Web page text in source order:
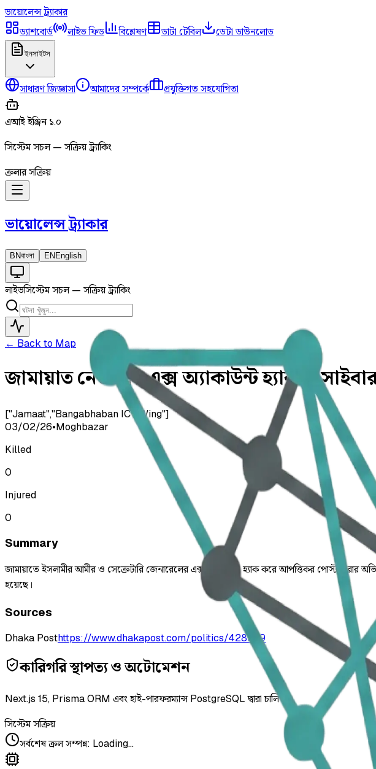
ভায়োলেন্সট্র্যাকার
ড্যাশবোর্ড
লাইভ ফিড বিশ্লেষণ ডাটা টেবিল ডেটা ডাউনলোড
ইনসাইটস
সাধারণ জিজ্ঞাসা আমাদের সম্পর্কে প্রযুক্তিগত সহযোগিতা
এআই ইঞ্জিন ১.০
সিস্টেম সচল — সক্রিয় ট্র্যাকিং
ক্রলার সক্রিয়
ভায়োলেন্সট্র্যাকার
BNবাংলা EN English
লাইভসিস্টেম সচল — সক্রিয় ট্র্যাকিং
← Back to Map
জামায়াত নেতাদের এক্স অ্যাকাউন্ট হ্যাক ও
["Jamaat","Bangabhaban ICT Wing"]
03/02/26•Moghbazar
Killed
0
Injured
0
Summary
জামায়াতে ইসলামীর আমীর ও সেক্রেটারি জেনারেলের এক্স অ্যাকাউন্ট হ্যাক করে আপত্তিকর পোস্ট করার
হয়েছে।
Sources
Dhaka Posthttps://www.dhakapost.com/politics/428399
কারিগরি স্থাপত্য ও অটোমেশন
Next.js 15, Prisma ORM এবং হাই-পারফরম্যান্স PostgreSQL দ্বারা চালিত।
সিস্টেম সক্রিয়
সর্বশেষ ক্রল সম্পন্ন: Loading...